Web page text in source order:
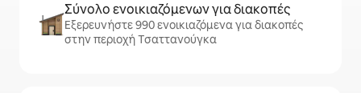
Σύνολο ενοικιαζόμενων για διακοπές
Εξερευνήστε 990 ενοικιαζόμενα για διακοπές
στην περιοχή Τσαττανούγκα